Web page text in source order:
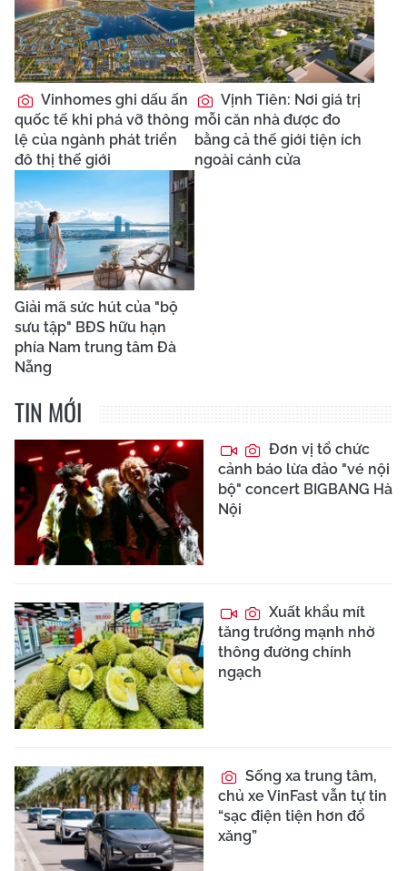
Vinhomes ghi dấu ấn
quốc tế khi phá vỡ thông
lệ của ngành phát triển
đô thị thế giới
Vịnh Tiên: Nơi giá trị
mỗi căn nhà được đo
bằng cả thế giới tiện ích
ngoài cánh cửa
Giải mã sức hút của "bộ
sưu tập" BĐS hữu hạn
phía Nam trung tâm Đà
Nẵng
TIN MỚI
Đơn vị tổ chức
cảnh báo lừa đảo "vé nội
bộ" concert BIGBANG Hà
Nội
Xuất khẩu mít
tăng trưởng mạnh nhờ
thông đường chính
ngạch
Sống xa trung tâm,
chủ xe VinFast vẫn tự tin
“sạc điện tiện hơn đổ
xăng”